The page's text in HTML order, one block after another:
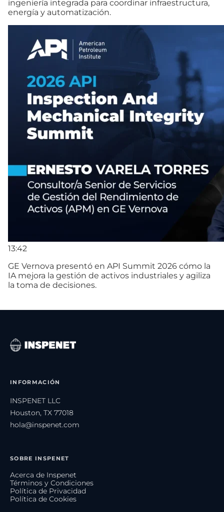
ingeniería integrada para coordinar infraestructura,
energía y automatización.
13:42
GE Vernova presentó en API Summit 2026 cómo la
IA mejora la gestión de activos industriales y agiliza
la toma de decisiones.
INFORMACIÓN
INSPENET LLC
Houston, TX 77018
hola@inspenet.com
SOBRE INSPENET
Acerca de Inspenet
Términos y Condiciones
Política de Privacidad
Política de Cookies